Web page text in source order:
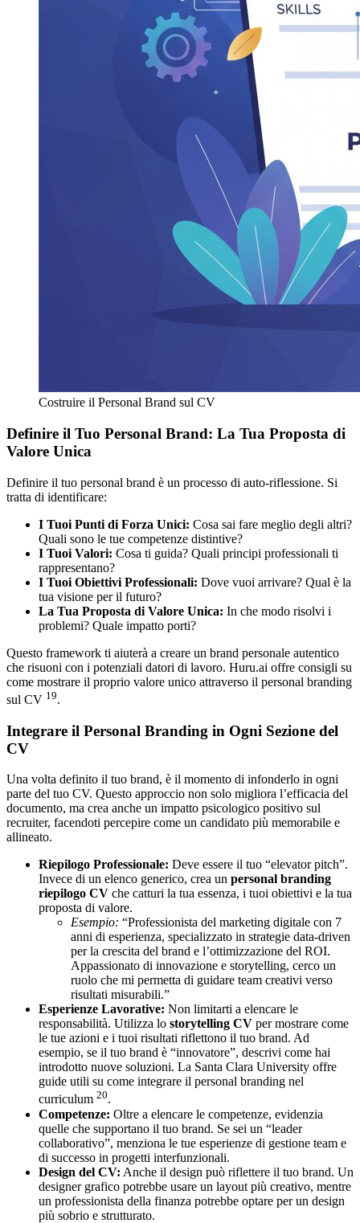
Costruire il Personal Brand sul CV
Definire il Tuo Personal Brand: La Tua Proposta di
Valore Unica
Definire il tuo personal brand è un processo di auto-riflessione. Si
tratta di identificare:
I Tuoi Punti di Forza Unici: Cosa sai fare meglio degli altri?
Quali sono le tue competenze distintive?
I Tuoi Valori: Cosa ti guida? Quali principi professionali ti
rappresentano?
I Tuoi Obiettivi Professionali: Dove vuoi arrivare? Qual è la
tua visione per il futuro?
La Tua Proposta di Valore Unica: In che modo risolvi i
problemi? Quale impatto porti?
Questo framework ti aiuterà a creare un brand personale autentico
che risuoni con i potenziali datori di lavoro. Huru.ai offre consigli su
come mostrare il proprio valore unico attraverso il personal branding
sul CV 19.
Integrare il Personal Branding in Ogni Sezione del
CV
Una volta definito il tuo brand, è il momento di infonderlo in ogni
parte del tuo CV. Questo approccio non solo migliora l’efficacia del
documento, ma crea anche un impatto psicologico positivo sul
recruiter, facendoti percepire come un candidato più memorabile e
allineato.
Riepilogo Professionale: Deve essere il tuo “elevator pitch”.
Invece di un elenco generico, crea un personal branding
riepilogo CV che catturi la tua essenza, i tuoi obiettivi e la tua
proposta di valore.
Esempio: “Professionista del marketing digitale con 7
anni di esperienza, specializzato in strategie data-driven
per la crescita del brand e l’ottimizzazione del ROI.
Appassionato di innovazione e storytelling, cerco un
ruolo che mi permetta di guidare team creativi verso
risultati misurabili.”
Esperienze Lavorative: Non limitarti a elencare le
responsabilità. Utilizza lo storytelling CV per mostrare come
le tue azioni e i tuoi risultati riflettono il tuo brand. Ad
esempio, se il tuo brand è “innovatore”, descrivi come hai
introdotto nuove soluzioni. La Santa Clara University offre
guide utili su come integrare il personal branding nel
curriculum 20.
Competenze: Oltre a elencare le competenze, evidenzia
quelle che supportano il tuo brand. Se sei un “leader
collaborativo”, menziona le tue esperienze di gestione team e
di successo in progetti interfunzionali.
Design del CV: Anche il design può riflettere il tuo brand. Un
designer grafico potrebbe usare un layout più creativo, mentre
un professionista della finanza potrebbe optare per un design
più sobrio e strutturato.